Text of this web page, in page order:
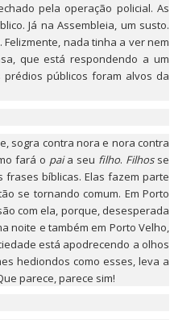
pela operação policial. As
Já na Assembleia, um susto.
nada tinha a ver nem
que está respondendo a um
públicos foram alvos da
sogra contra nora e nora contra
fará o paia seu filho. Filhosse
frases bíblicas. Elas fazem parte
se tornando comum. Em Porto
com ela, porque, desesperada
noite e também em Porto Velho,
está apodrecendo a olhos
hediondos como esses, leva a
parece, parece sim!